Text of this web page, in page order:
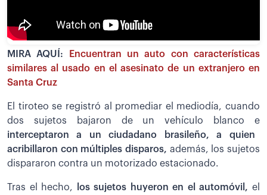
MIRA AQUÍ:
Encuentran un auto con características
similares al usado en el asesinato de un extranjero en
Santa Cruz
El tiroteo se registró al promediar el mediodía, cuando
dos sujetos bajaron de un vehículo blanco e
interceptaron a un ciudadano brasileño, a quien
acribillaron con múltiples disparos, además, los sujetos
dispararon contra un motorizado estacionado.
Tras el hecho, los sujetos huyeron en el automóvil,el